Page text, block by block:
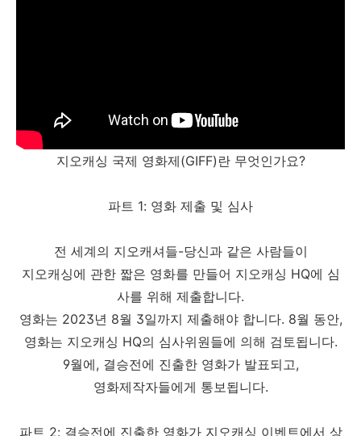
지오캐싱 국제 영화제(GIFF)란 무엇인가요?
파트 1: 영화 제출 및 심사
전 세계의 지오캐셔들-당신과 같은 사람들이
지오캐싱에 관한 짧은 영화를 만들어 지오캐싱 HQ에 심
사를 위해 제출합니다.
영화는 2023년 8월 3일까지 제출해야 합니다. 8월 동안,
영화는 지오캐싱 HQ의 심사위원들에 의해 검토됩니다.
9월에, 결승전에 진출한 영화가 발표되고,
영화제작자들에게 통보됩니다.
파트 2: 결승전에 진출한 영화가 지오캐싱 이벤트에서 상